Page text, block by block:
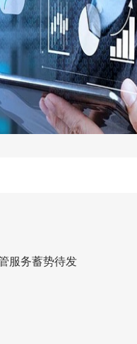
台 交易
供应
国内
服务蓄势待发